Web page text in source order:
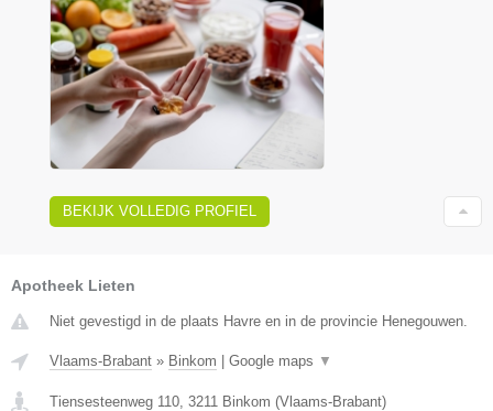
BEKIJK VOLLEDIG PROFIEL
Apotheek Lieten
Niet gevestigd in de plaats Havre en in de provincie Henegouwen.
Vlaams-Brabant » Binkom | Google maps ▼
Tiensesteenweg 110 3211 Binkom (Vlaams-Brabant)